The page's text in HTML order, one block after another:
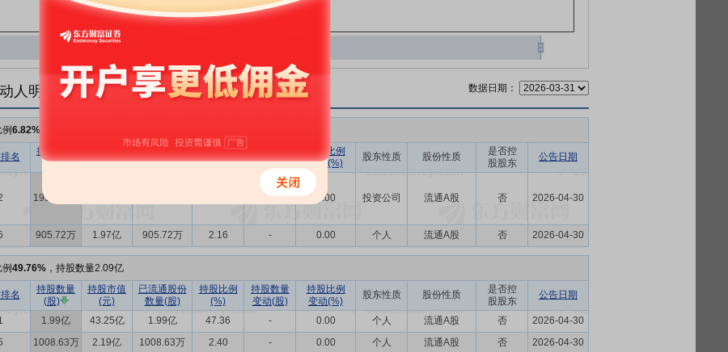
人明细 数据日期：
6.82%
名
持股数量
(股)
(元)
数量(股)
持股比例
(%)
变动(股)
持股比例
变动(%)
股东性质 股份性质
是否控
股股东
公告日期
1955.65万 - 0.00 投资公司 流通A股 否 2026-04-30
905.72万 1.97亿 905.72万 2.16 - 0.00 个人 流通A股 否 2026-04-30
49.76% ，持股数量2.09亿
名
持股数量
(股)
持股市值
(元)
已流通股份
数量(股)
持股比例
(%)
持股数量
变动(股)
持股比例
变动(%)
股东性质 股份性质
是否控
股股东
公告日期
1.99亿 43.25亿 1.99亿 47.36 - 0.00 个人 流通A股 否
2026-04-30
1008.63万 2.19亿 1008.63万 2.40 - 0.00 个人 流通A股 否 2026-04-30